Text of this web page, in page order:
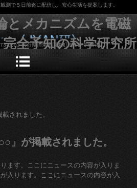
とメカニズムを電磁
全予知の科学研究所
測で５日前迄に配信し、安心生活を提案します。
0503 大分県国東市国東町鶴川1737番地
されました。
」が掲載されました。
ます。ここにニュースの内容が入りま
入ります。ここにニュースの内容が入